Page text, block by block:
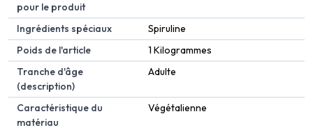
pour le produit
Ingrédients spéciaux
Spiruline
Poids de l'article
1 Kilogrammes
Tranche d'âge
(description)
Adulte
Caractéristique du
matériau
Végétalienne